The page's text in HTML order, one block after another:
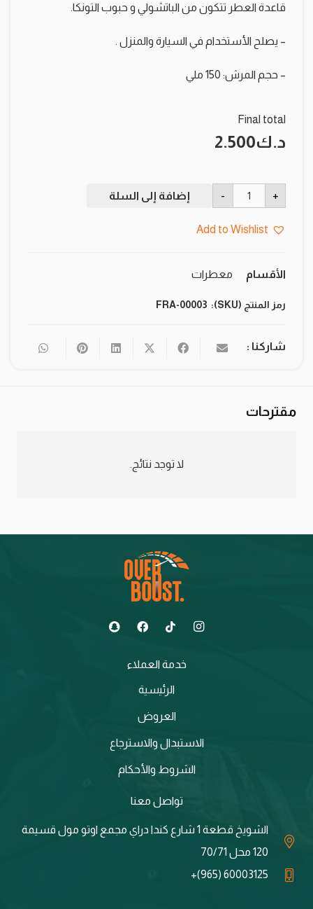
قاعدة العطر تتكون من الباتشولي و حبوب التونكا.
– يصلح الأستخدام في السيارة والمنزل .
– حجم المرش: 150 ملي
Final total
د.ك2.500
-
كمية
الجابرية
+ إضافة إلى السلة
Add to Wishlist
الأقسام معطرات
رمز المنتج (SKU): FRA-00003
شاركنا :
مقترحات
لا توجد نتائج.
خدمة العملاء
الرئيسية
العروض
الاستبدال والاسترجاع
الشروط والأحكام
تواصل معنا
الشويخ قطعة 1 شارع كندا دراي مجمع اوتو مول قسيمة
120 محل 70/71
60003125 (965)+